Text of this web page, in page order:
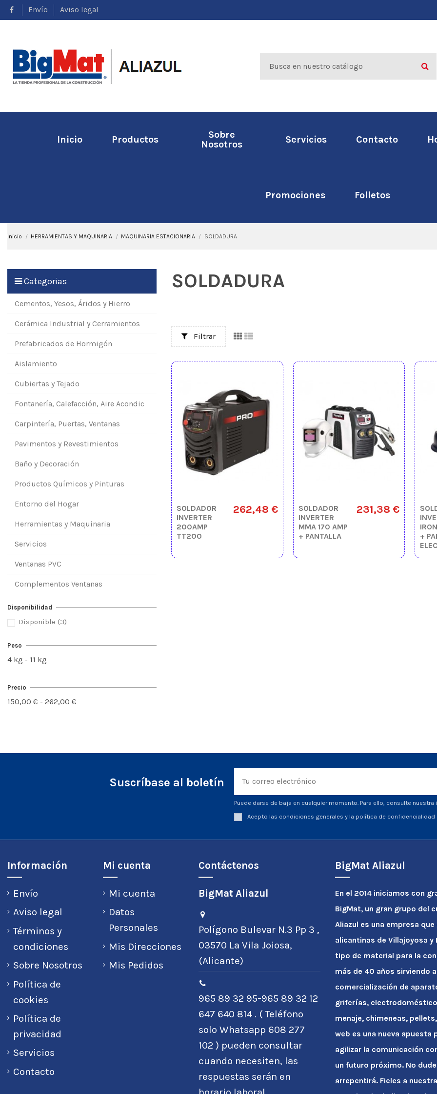
Envío Aviso legal
Inicio Productos
Sobre
Nosotros
Servicios Contacto
Promociones Folletos
Inicio HERRAMIENTAS Y MAQUINARIA MAQUINARIA ESTACIONARIA SOLDADURA
SOLDADURA
Filtrar
SOLDADOR
INVERTER
200AMP
TT200
262,48 €
SOLDADOR
INVERTER
MMA 170 AMP
+ PANTALLA
231,38 €
+
Categorias
Cementos, Yesos, Áridos y Hierro
Cerámica Industrial y Cerramientos
Prefabricados de Hormigón
Aislamiento
Cubiertas y Tejado
Fontanería, Calefacción, Aire Acondic
Carpintería, Puertas, Ventanas
Pavimentos y Revestimientos
Baño y Decoración
Productos Químicos y Pinturas
Entorno del Hogar
Herramientas y Maquinaria
Servicios
Ventanas PVC
Complementos Ventanas
Disponibilidad
Disponible (3)
Peso
4 kg - 11 kg
Precio
150,00 € - 262,00 €
Suscríbase al boletín
Puede darse de baja en cualquier momento. Para ello, consulte
Acepto las condiciones generales y la política de confidencialidad
Información
Envío
Aviso legal
Términos y
condiciones
Sobre Nosotros
Política de
cookies
Política de
privacidad
Servicios
Contacto
Mi cuenta
Mi cuenta
Datos
Personales
Mis Direcciones
Mis Pedidos
Contáctenos
BigMat Aliazul
Polígono Bulevar N.3 Pp 3 ,
03570 La Vila Joiosa,
(Alicante)
965 89 32 95-965 89 32 12
647 640 814 . ( Teléfono
solo Whatsapp 608 277
102 ) pueden consultar
cuando necesiten, las
respuestas serán en
BigMat Aliazul
En el 2014 iniciamos con
BigMat, un gran grupo del
Aliazul es una empresa
alicantinas de Villajoyosa
tipo de material para la
más de 40 años sirviendo
comercialización de
griferías,
menaje, chimeneas,
web es una nueva
agilizar la comunicación
un futuro próximo. No
arrepentirá. Fieles a